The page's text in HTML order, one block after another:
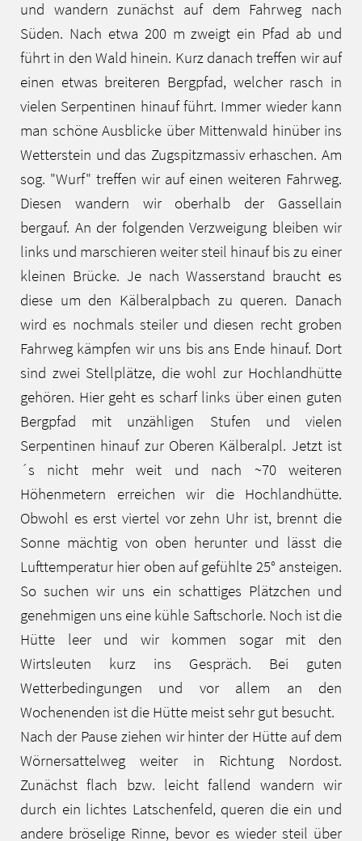
und wandern zunächst auf dem Fahrweg nach
Süden. Nach etwa 200 m zweigt ein Pfad ab und
führt in den Wald hinein. Kurz danach treffen wir auf
einen etwas breiteren Bergpfad, welcher rasch in
vielen Serpentinen hinauf führt. Immer wieder kann
man schöne Ausblicke über Mittenwald hinüber ins
Wetterstein und das Zugspitzmassiv erhaschen. Am
sog. "Wurf" treffen wir auf einen weiteren Fahrweg.
Diesen wandern wir oberhalb der Gassellain
bergauf. An der folgenden Verzweigung bleiben wir
links und marschieren weiter steil hinauf bis zu einer
kleinen Brücke. Je nach Wasserstand braucht es
diese um den Kälberalpbach zu queren. Danach
wird es nochmals steiler und diesen recht groben
Fahrweg kämpfen wir uns bis ans Ende hinauf. Dort
sind zwei Stellplätze, die wohl zur Hochlandhütte
gehören. Hier geht es scharf links über einen guten
Bergpfad mit unzähligen Stufen und vielen
Serpentinen hinauf zur Oberen Kälberalpl. Jetzt ist
´s nicht mehr weit und nach ~70 weiteren
Höhenmetern erreichen wir die Hochlandhütte.
Obwohl es erst viertel vor zehn Uhr ist, brennt die
Sonne mächtig von oben herunter und lässt die
Lufttemperatur hier oben auf gefühlte 25° ansteigen.
So suchen wir uns ein schattiges Plätzchen und
genehmigen uns eine kühle Saftschorle. Noch ist die
Hütte leer und wir kommen sogar mit den
Wirtsleuten kurz ins Gespräch. Bei guten
Wetterbedingungen und vor allem an den
Wochenenden ist die Hütte meist sehr gut besucht.
Nach der Pause ziehen wir hinter der Hütte auf dem
Wörnersattelweg weiter in Richtung Nordost.
Zunächst flach bzw. leicht fallend wandern wir
durch ein lichtes Latschenfeld, queren die ein und
andere bröselige Rinne, bevor es wieder steil über